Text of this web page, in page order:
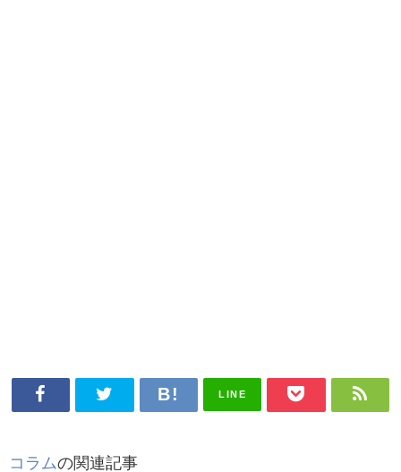
LINE
コラムの関連記事